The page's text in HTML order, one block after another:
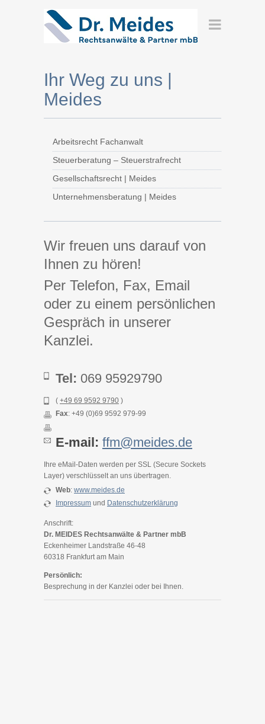
Ihr Weg zu uns |
Meides
Arbeitsrecht Fachanwalt
Steuerberatung – Steuerstrafrecht
Gesellschaftsrecht | Meides
Unternehmensberatung | Meides
Wir freuen uns darauf von
Ihnen zu hören!
Per Telefon, Fax, Email
oder zu einem persönlichen
Gespräch in unserer
Kanzlei.
Tel: 069 95929790
( +49 69 9592 9790 )
Fax: +49 (0)69 9592 979-99
E-mail: ffm@meides.de
Ihre eMail-Daten werden per SSL (Secure Sockets
Layer) verschlüsselt an uns übertragen.
Web: www.meides.de
Impressum und Datenschutzerklärung
Anschrift:
Dr. MEIDES Rechtsanwälte & Partner mbB
Eckenheimer Landstraße 46-48
60318 Frankfurt am Main
Persönlich:
Besprechung in der Kanzlei oder bei Ihnen.